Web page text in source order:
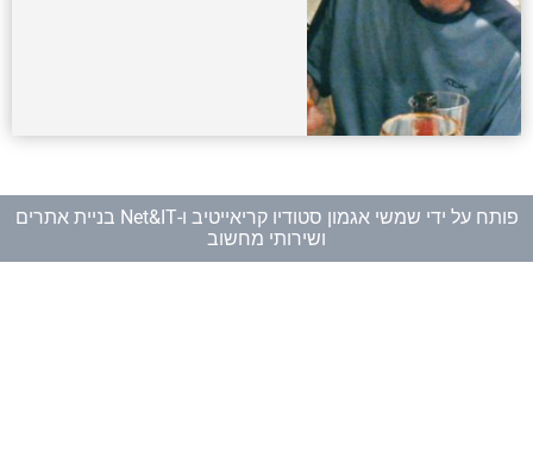
פותח על ידי שמשי אגמון סטודיו קריאייטיב ו-
Net&IT בניית אתרים
ושירותי מחשוב